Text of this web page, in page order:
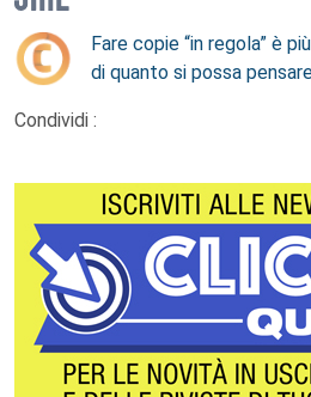
Fare copie “in regola” è
di quanto si possa
Condividi :